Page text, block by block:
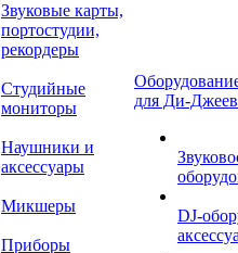
Звуковые карты,
портостудии,
рекордеры
Студийные
мониторы
Наушники и
аксессуары
Микшеры
Приборы
для Ди-Джеев
DJ-